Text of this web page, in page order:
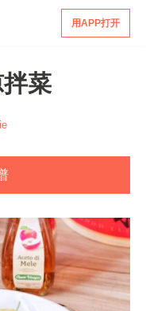
用APP打开
菜